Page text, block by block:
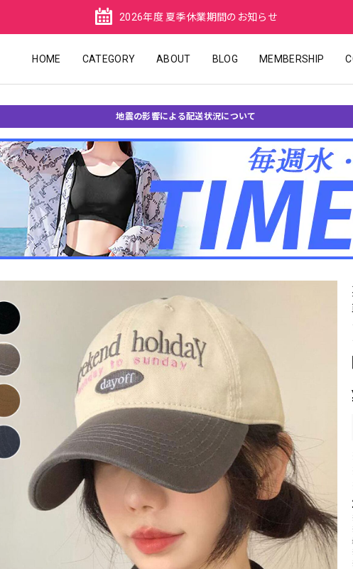
2026年度 夏季休業期間のお知らせ
HOME CATEGORY ABOUT BLOG MEMBERSHIP
地震の影響による配送状況について